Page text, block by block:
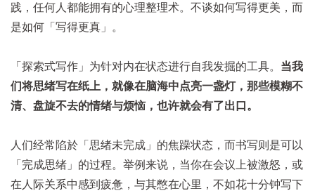
践，任何人都能拥有的心理整理术。不谈如何写得更美，而
是如何「写得更真」。
「探索式写作」为针对内在状态进行自我发掘的工具。 当我
们将思绪写在纸上，就像在脑海中点亮一盏灯，那些模糊不
清、盘旋不去的情绪与烦恼，也许就会有了出口。
人们经常陷於「思绪未完成」的焦躁状态，而书写则是可以
「完成思绪」的过程。举例来说，当你在会议上被激怒，或
在人际关系中感到疲惫，与其憋在心里，不如花十分钟写下